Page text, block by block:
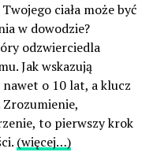
ciała może być
w dowodzie?
odzwierciedla
Jak wskazują
nawet o 10 lat, a klucz
to pierwszy krok
(więcej…)